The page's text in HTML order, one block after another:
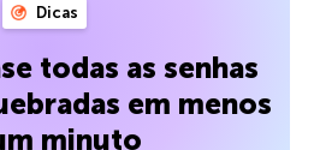
Dicas
todas as senhas
em menos
minuto